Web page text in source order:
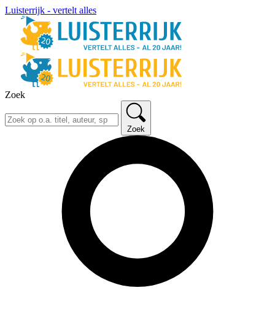
Luisterrijk - vertelt alles
Zoek
Zoek